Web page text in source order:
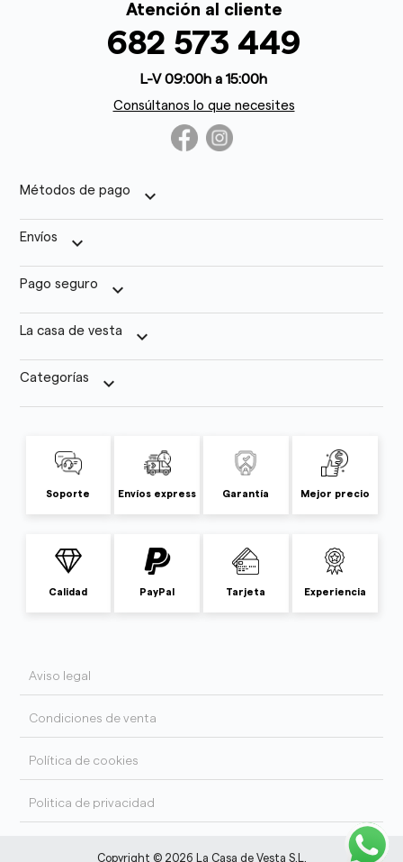
Atención al cliente
682 573 449
L-V 09:00h a 15:00h
Consúltanos lo que necesites
Métodos de pago keyboard_arrow_down
Envíos keyboard_arrow_down
Pago seguro keyboard_arrow_down
La casa de vesta keyboard_arrow_down
Categorías keyboard_arrow_down
Soporte Envíos express Garantía Mejor precio
Calidad PayPal Tarjeta Experiencia
Aviso legal
Condiciones de venta
Política de cookies
Politica de privacidad
Copyright © 2026 La Casa de Vesta S.L.